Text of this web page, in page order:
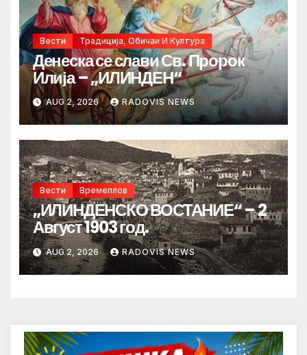
Вести Традиција, Обичаи И Култура
Денеска се слави Св. Пророк
Илија – „ИЛИНДЕН“
AUG 2, 2026 RADOVIS NEWS
Вести Времеплов
„ИЛИНДЕНСКО ВОСТАНИЕ“ – 2
Август 1903 год.
AUG 2, 2026 RADOVIS NEWS